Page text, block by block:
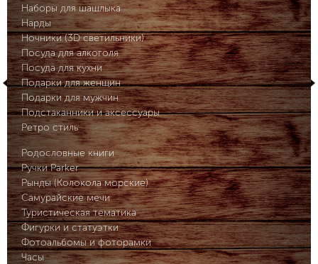
Наборы для шашлыка
Нарды
Ночники (3D светильники)
Посуда для алкоголя
Посуда для кухни
Подарки для женщин
Подарки для мужчин
Подстаканники и аксессуары
Ретро стиль
Родословные книги
Ручки Parker
Рынды (Колокола морские)
Самурайские мечи
Туристическая тематика
Фигурки и статуэтки
Фотоальбомы и фоторамки
Часы